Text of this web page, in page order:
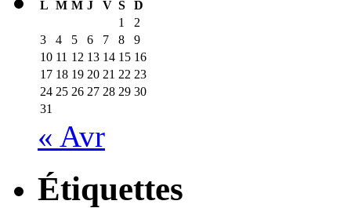
L M M J V S
D
1
2
3
4 5 6 7 8
9
10 11 12 13 14 15 16
17 18 19 20 21 22 23
24 25 26 27 28 29 30
31
« Avr
Étiquettes